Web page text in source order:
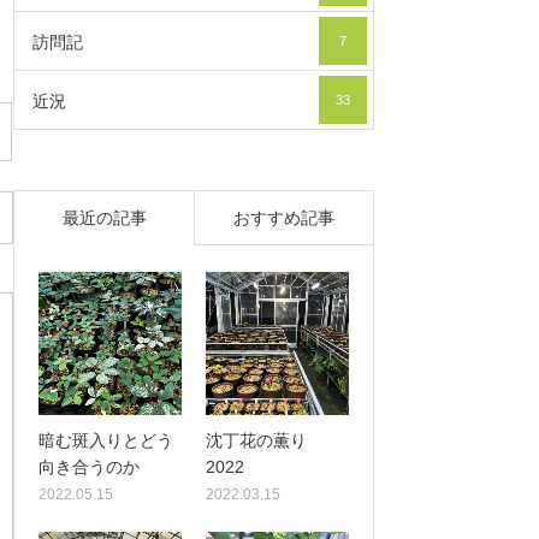
訪問記 7
近況 33
最近の記事 おすすめ記事
暗む斑入りとどう
向き合うのか
2022.05.15
沈丁花の薫り
2022
2022.03.15